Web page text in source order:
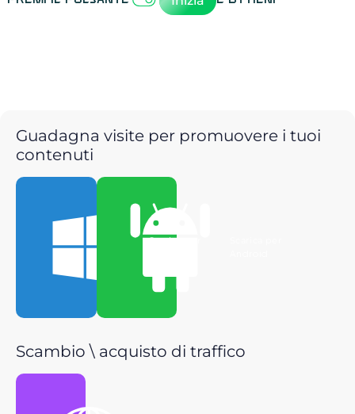
Guadagna visite per promuovere i tuoi
contenuti
Scarica per
Scambio \ acquisto di traffico